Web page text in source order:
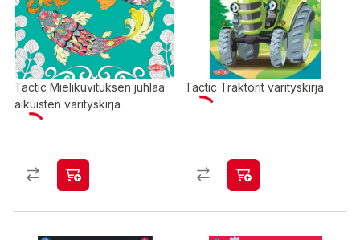
Tactic Mielikuvituksen juhlaa
aikuisten värityskirja
Tactic Traktorit värityskirja